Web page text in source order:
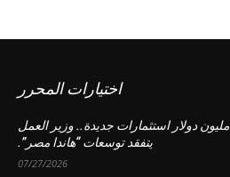
اختيارات المحرر
100 مليون دولار استثمارات جديدة.. وزير العمل
يتفقد توسعات “هاندا مصر”.
07/27/2026